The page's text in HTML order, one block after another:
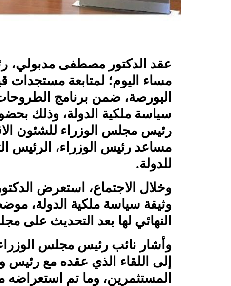
عقد الدكتور مصطفى مدبولي،
مساء اليوم؛ لمتابعة مستجدات
البورصة، ضمن برنامج
سياسة ملكية الدولة، وذلك
رئيس مجلس الوزراء للشئون
مساعد رئيس الوزراء، الرئيس
للدولة.
وخلال الاجتماع، استعرض
وثيقة سياسة ملكية الدولة،
النهائي لها بعد التحديث على
وأشار نائب رئيس مجلس الوزراء
إلى اللقاء الذي عقده مع رئيس
المستثمرين، وما تم